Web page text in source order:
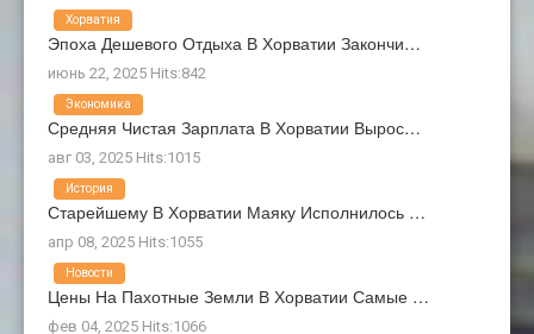
Эпоха Дешевого Отдыха В Хорватии Закончи…
июнь 22, 2025 Hits:842
Хорватия
Средняя Чистая Зарплата В Хорватии Вырос…
авг 03, 2025 Hits:1015
Экономика
Старейшему В Хорватии Маяку Исполнилось …
апр 08, 2025 Hits:1055
История
Цены На Пахотные Земли В Хорватии Самые …
фев 04, 2025 Hits:1066
Новости